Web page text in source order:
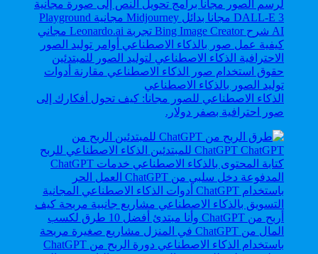
الذكاء الاصطناعي للصور مجانا: كيف تحول أفكارك إلى
صور احترافية بصفر دولار.